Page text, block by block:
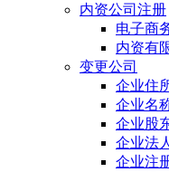
内资公司注册
电子商
内资有
变更公司
企业住
企业名
企业股
企业法
企业注